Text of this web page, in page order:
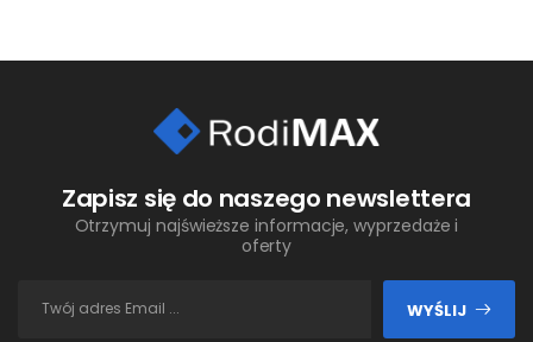
Zapisz się do naszego newslettera
Otrzymuj najświeższe informacje, wyprzedaże i
oferty
WYŚLIJ